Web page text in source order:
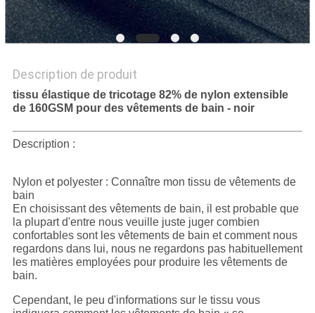
PRIVACY
POLICY
Description de produit
tissu élastique de tricotage 82% de nylon extensible
de 160GSM pour des vêtements de bain - noir
Description :
Nylon et polyester : Connaître mon tissu de vêtements de
bain
En choisissant des vêtements de bain, il est probable que
la plupart d'entre nous veuille juste juger combien
confortables sont les vêtements de bain et comment nous
regardons dans lui, nous ne regardons pas habituellement
les matières employées pour produire les vêtements de
bain.
Cependant, le peu d'informations sur le tissu vous